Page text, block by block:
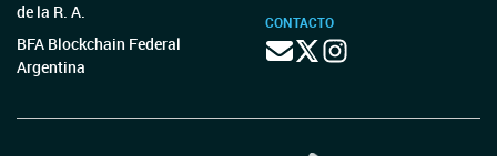
de la R. A.
BFA Blockchain Federal
Argentina
CONTACTO